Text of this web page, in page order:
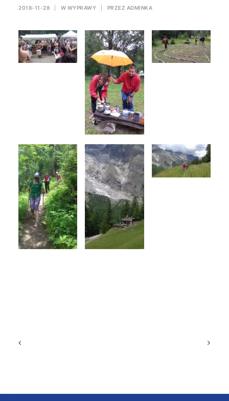
2018-11-28 W WYPRAWY PRZEZ ADMINKA